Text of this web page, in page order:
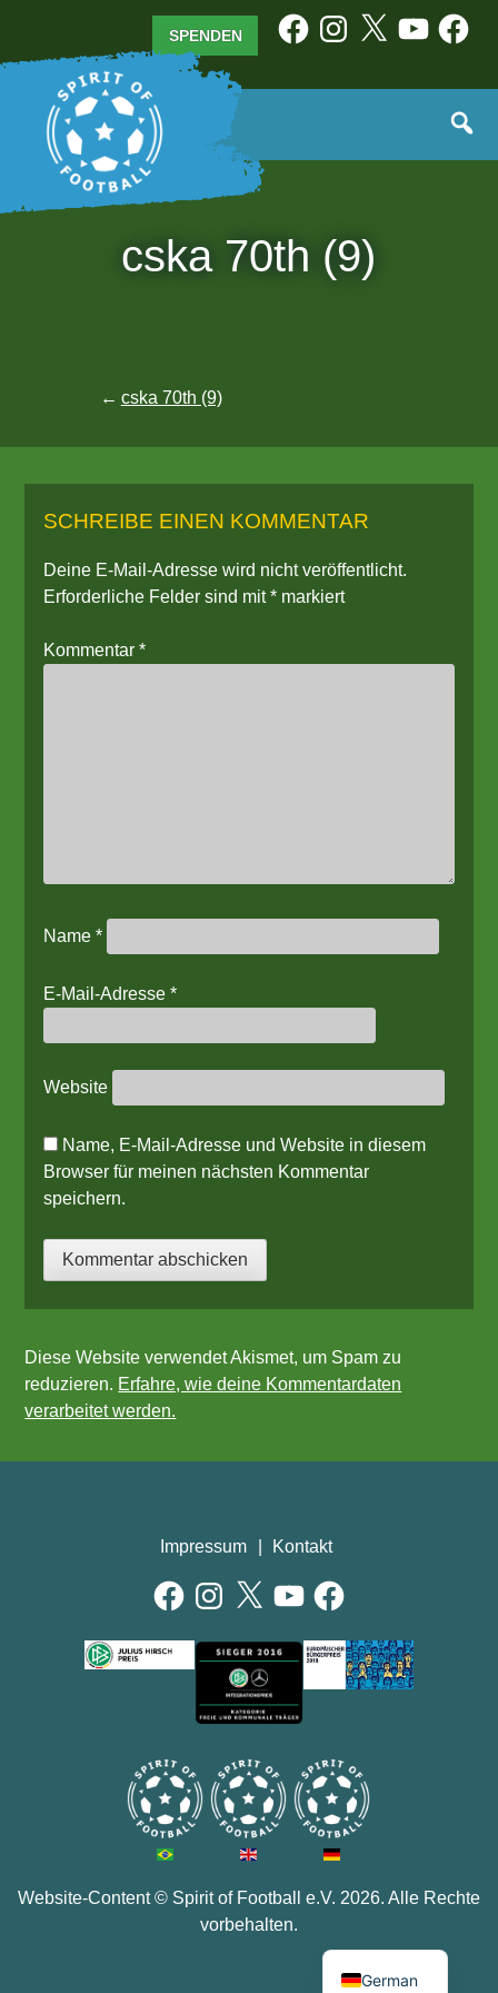
springen
FacebookInstagram
X YouTube
SPENDEN
cska 70th (9)
Beitragsnavigation
cska 70th (9)
SCHREIBE EINEN KOMMENTAR
Deine E-Mail-Adresse wird nicht veröffentlicht.
Erforderliche Felder sind mit* markiert
Kommentar*
Name*
E-Mail-Adresse*
Website
Name, E-Mail-Adresse und Website in diesem
Browser für meinen nächsten Kommentar
speichern.
Diese Website verwendet Akismet, um Spam zu
reduzieren. Erfahre, wie deine Kommentardaten
verarbeitet werden.
Impressum Kontakt
FacebookInstagram
X YouTubeFacebook
AUSZEICHNUNGEN
Website-Content © Spirit of Football e.V. 2026. Alle Rechte
vorbehalten.
German